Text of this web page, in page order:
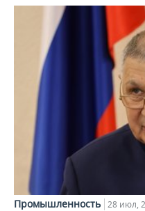
Промышленность 28 июл,